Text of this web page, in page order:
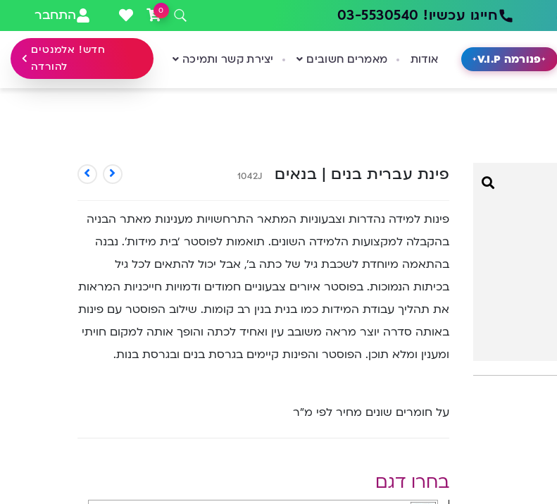
חייגו עכשיו! 03-5530540 0 התחבר
פנורמה V.I.P אודות מאמרים חשובים יצירת קשר ותמיכה
חדש! אלמנטים
להורדה
פינת עברית בנים | בנאים 1042J
פינות למידה נהדרות וצבעוניות המתאר התרחשויות מענינות מאתר הבניה
בהקבלה למקצועות הלמידה השונים. תואמות לפוסטר ‘בית מידות’. נבנה
בהתאמה מיוחדת לשכבת גיל של כתה ב’, אבל יכול להתאים לכל גיל
בכיתות הנמוכות. בפוסטר איורים צבעוניים חמודים ודמויות חייכניות המראות
את תהליך עבודת המידות כמו בנית בנין רב קומות. שילוב הפוסטר עם פינות
באותה סדרה יוצר מראה משובב עין ואחיד לכתה והופך אותה למקום חויתי
ומענין ומלא תוכן. הפוסטר והפינות קיימים בגרסת בנים ובגרסת בנות.
על חומרים שונים מחיר לפי מ”ר
בחרו דגם